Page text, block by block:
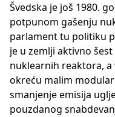
Švedska je još 1980.
potpunom gašenju
parlament tu politiku
je u zemlji aktivno
nuklearnih reaktora, a
okreću malim
smanjenje emisija
pouzdanog